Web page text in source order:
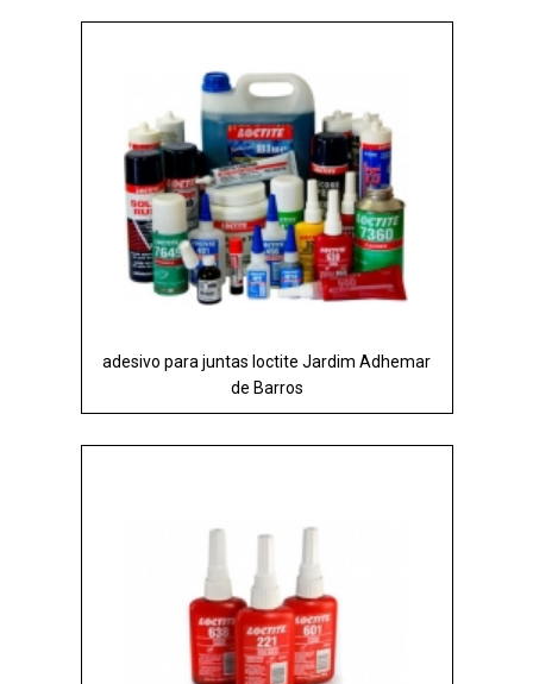
adesivo para juntas loctite Jardim Adhemar
de Barros